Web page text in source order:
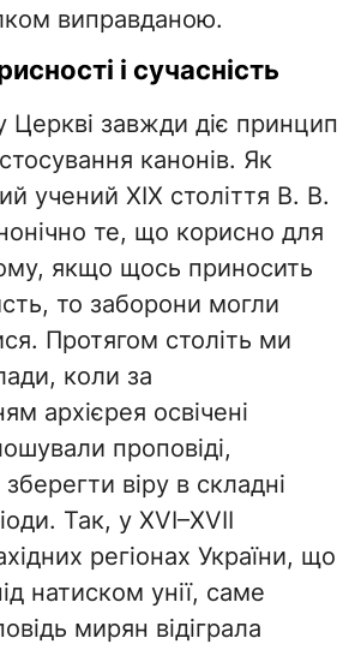
виправданою.
і сучасність
Церкві завжди діє принцип
канонів. Як
учений XIX століття В. В.
те, що корисно для
якщо щось приносить
то заборони могли
Протягом століть ми
коли за
архієрея освічені
проповіді,
віру в складні
Так, у XVI–XVII
регіонах України, що
натиском унії, саме
мирян відіграла